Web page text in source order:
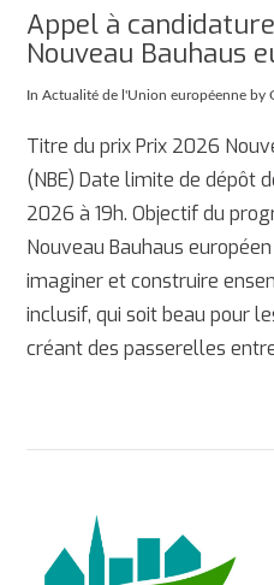
Appel à
Nouveau Bauhaus
InActualité de l'Union européenne by
Titre du prix Prix 2026
(NBE) Date limite de dépôt
2026 à 19h. Objectif du
Nouveau Bauhaus
imaginer et construire
inclusif, qui soit beau pour
créant des passerelles